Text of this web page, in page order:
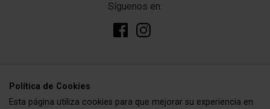
Síguenos en:
Complementos
Polí­tica de Cookies
Esta página utiliza cookies para que mejorar su experiencia en